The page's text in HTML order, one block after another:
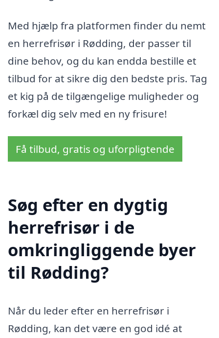
Med hjælp fra platformen finder du nemt
en herrefrisør i Rødding, der passer til
dine behov, og du kan endda bestille et
tilbud for at sikre dig den bedste pris. Tag
et kig på de tilgængelige muligheder og
forkæl dig selv med en ny frisure!
Få tilbud, gratis og uforpligtende
Søg efter en dygtig
herrefrisør i de
omkringliggende byer
til Rødding?
Når du leder efter en herrefrisør i
Rødding, kan det være en god idé at